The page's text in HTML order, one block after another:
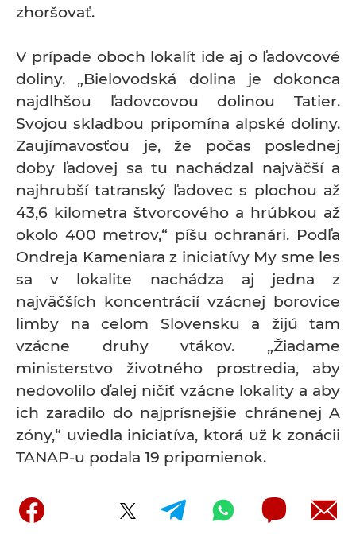
zhoršovať.
V prípade oboch lokalít ide aj o ľadovcové
doliny. „Bielovodská dolina je dokonca
najdlhšou ľadovcovou dolinou Tatier.
Svojou skladbou pripomína alpské doliny.
Zaujímavosťou je, že počas poslednej
doby ľadovej sa tu nachádzal najväčší a
najhrubší tatranský ľadovec s plochou až
43,6 kilometra štvorcového a hrúbkou až
okolo 400 metrov,“ píšu ochranári. Podľa
Ondreja Kameniara z iniciatívy My sme les
sa v lokalite nachádza aj jedna z
najväčších koncentrácií vzácnej borovice
limby na celom Slovensku a žijú tam
vzácne druhy vtákov. „Žiadame
ministerstvo životného prostredia, aby
nedovolilo ďalej ničiť vzácne lokality a aby
ich zaradilo do najprísnejšie chránenej A
zóny,“ uviedla iniciatíva, ktorá už k zonácii
TANAP-u podala 19 pripomienok.